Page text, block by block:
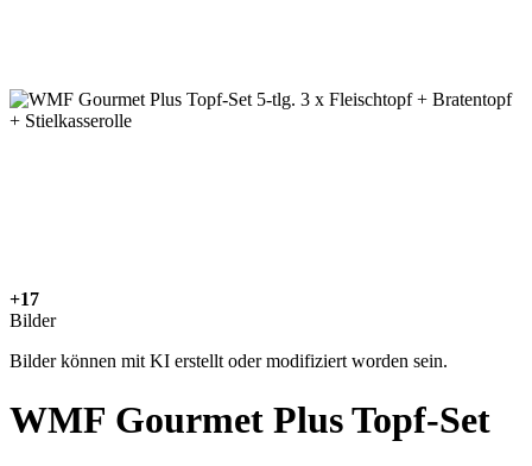
+17
Bilder
Bilder können mit KI erstellt oder modifiziert worden sein.
WMF Gourmet Plus Topf-Set